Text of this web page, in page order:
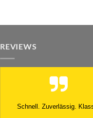
REVIEWS
Schnell. Zuverlässig.